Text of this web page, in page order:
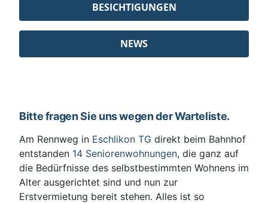
BESICHTIGUNGEN
NEWS
Bitte fragen Sie uns wegen der Warteliste.
Am Rennweg in Eschlikon TG direkt beim Bahnhof
entstanden 14 Seniorenwohnungen, die ganz auf
die Bedürfnisse des selbstbestimmten Wohnens im
Alter ausgerichtet sind und nun zur
Erstvermietung bereit stehen. Alles ist so